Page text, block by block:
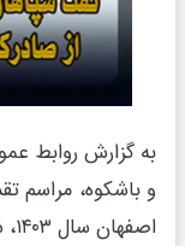
به گزارش روابط
و باشکوه، مراسم